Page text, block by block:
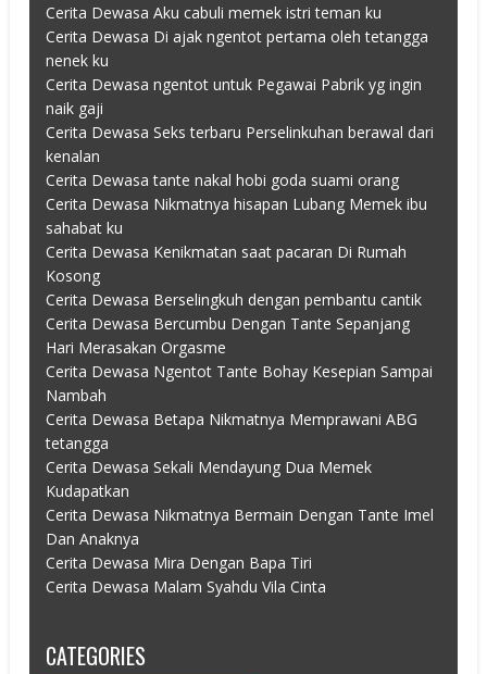
Cerita Dewasa Aku cabuli memek istri teman ku
Cerita Dewasa Di ajak ngentot pertama oleh tetangga
nenek ku
Cerita Dewasa ngentot untuk Pegawai Pabrik yg ingin
naik gaji
Cerita Dewasa Seks terbaru Perselinkuhan berawal dari
kenalan
Cerita Dewasa tante nakal hobi goda suami orang
Cerita Dewasa Nikmatnya hisapan Lubang Memek ibu
sahabat ku
Cerita Dewasa Kenikmatan saat pacaran Di Rumah
Kosong
Cerita Dewasa Berselingkuh dengan pembantu cantik
Cerita Dewasa Bercumbu Dengan Tante Sepanjang
Hari Merasakan Orgasme
Cerita Dewasa Ngentot Tante Bohay Kesepian Sampai
Nambah
Cerita Dewasa Betapa Nikmatnya Memprawani ABG
tetangga
Cerita Dewasa Sekali Mendayung Dua Memek
Kudapatkan
Cerita Dewasa Nikmatnya Bermain Dengan Tante Imel
Dan Anaknya
Cerita Dewasa Mira Dengan Bapa Tiri
Cerita Dewasa Malam Syahdu Vila Cinta
CATEGORIES